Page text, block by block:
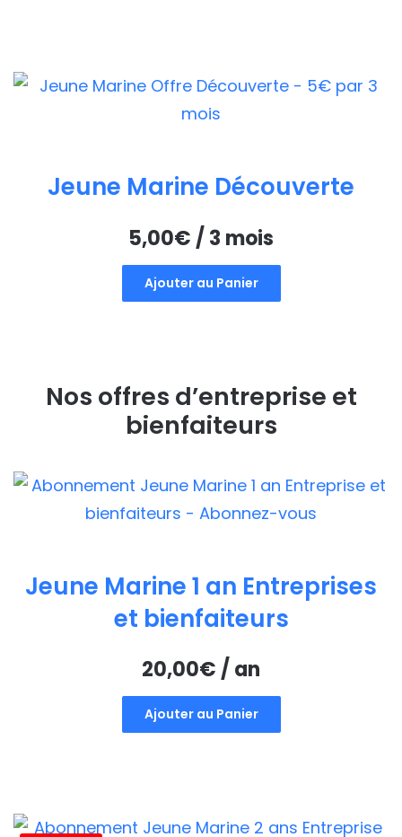
Jeune Marine Découverte
5,00€ / 3 mois
Ajouter au Panier
Nos offres d’entreprise et
bienfaiteurs
Jeune Marine 1 an Entreprises
et bienfaiteurs
20,00€/ an
Ajouter au Panier